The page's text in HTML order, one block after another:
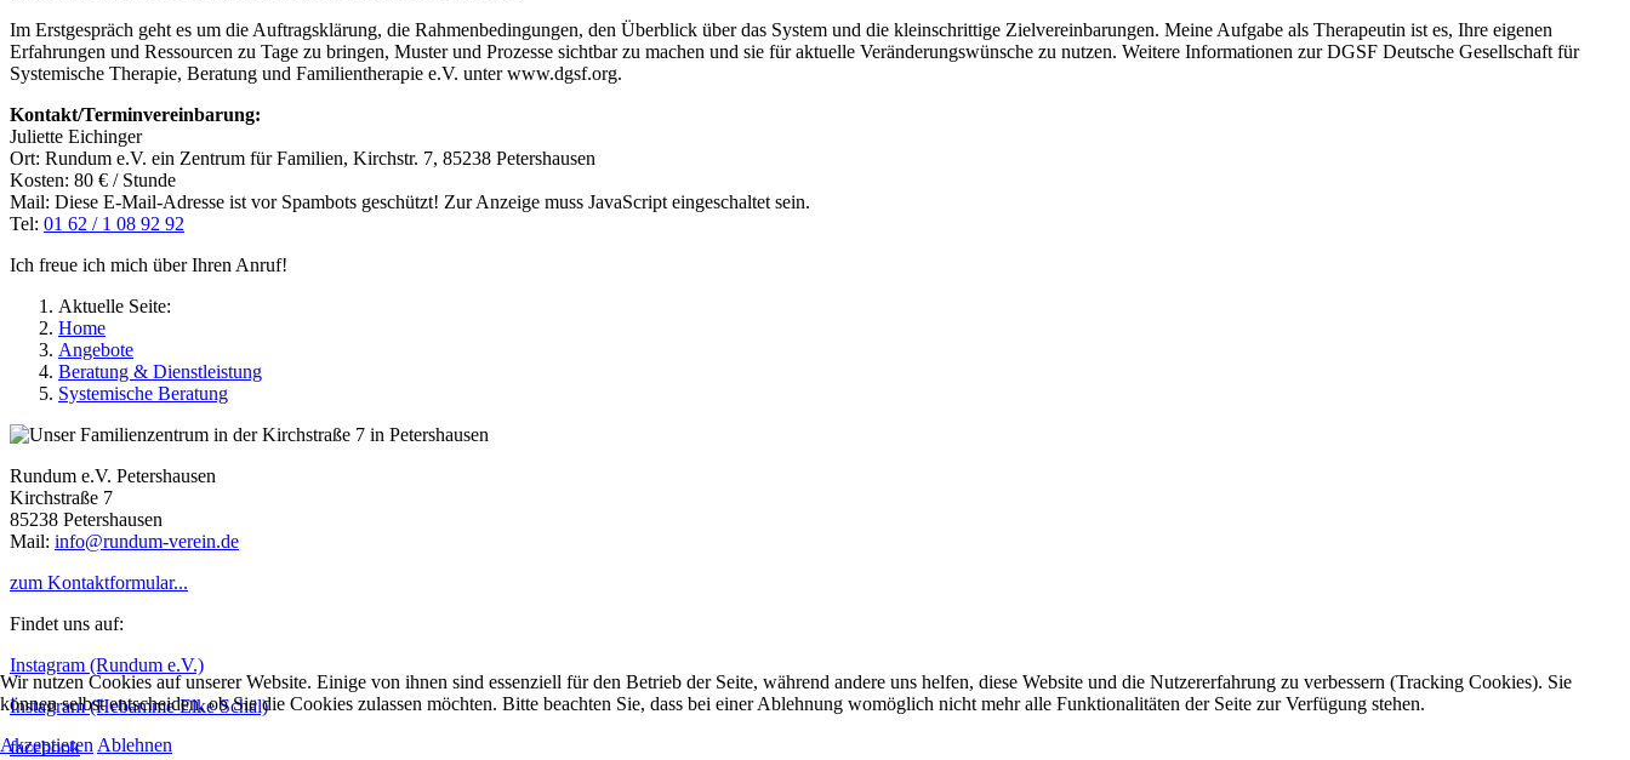
Im Erstgespräch geht es um die Auftragsklärung, die Rahmenbedingungen, den Überblick über das System und die kleinschrittige Zielvereinbarungen. Meine Aufgabe als Therapeutin ist es, Ihre eigenen
Erfahrungen und Ressourcen zu Tage zu bringen, Muster und Prozesse sichtbar zu machen und sie für aktuelle Veränderungswünsche zu nutzen. Weitere Informationen zur DGSF Deutsche Gesellschaft für
Systemische Therapie, Beratung und Familientherapie e.V. unter www.dgsf.org.
Kontakt/Terminvereinbarung:
Juliette Eichinger
Ort: Rundum e.V. ein Zentrum für Familien, Kirchstr. 7, 85238 Petershausen
Kosten: 80 € / Stunde
Mail: Diese E-Mail-Adresse ist vor Spambots geschützt! Zur Anzeige muss JavaScript eingeschaltet sein.
Tel: 01 62 / 1 08 92 92
Ich freue ich mich über Ihren Anruf!
Aktuelle Seite:
Home
Angebote
Beratung & Dienstleistung
Systemische Beratung
Rundum e.V. Petershausen
Kirchstraße 7
85238 Petershausen
Mail: info@rundum-verein.de
zum Kontaktformular...
Findet uns auf:
Instagram (Rundum e.V.)
Instagram (Hebamme Elke Schäl)
facebook
Wir nutzen Cookies auf unserer Website. Einige von ihnen sind essenziell für den Betrieb der Seite, während andere uns helfen, diese Website und die Nutzererfahrung zu verbessern (Tracking Cookies). Sie
können selbst entscheiden, ob Sie die Cookies zulassen möchten. Bitte beachten Sie, dass bei einer Ablehnung womöglich nicht mehr alle Funktionalitäten der Seite zur Verfügung stehen.
Akzeptieren Ablehnen